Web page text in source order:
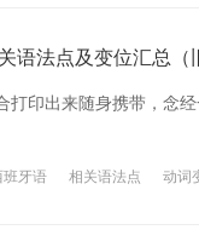
语法点及变位汇总（
打印出来随身携带，念
班牙语 相关语法点 动词